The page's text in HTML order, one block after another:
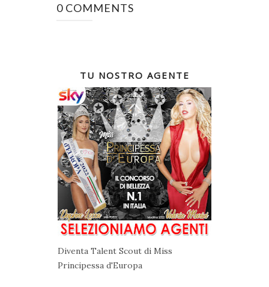
0 COMMENTS
TU NOSTRO AGENTE
Diventa Talent Scout di Miss
Principessa d'Europa